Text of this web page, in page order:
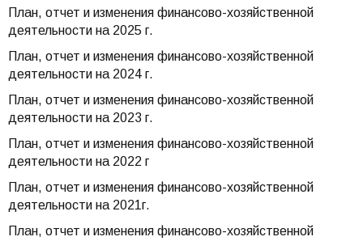
План, отчет и изменения финансово-хозяйственной
деятельности на 2025 г.
План, отчет и изменения финансово-хозяйственной
деятельности на 2024 г.
План, отчет и изменения финансово-хозяйственной
деятельности на 2023 г.
План, отчет и изменения финансово-хозяйственной
деятельности на 2022 г
План, отчет и изменения финансово-хозяйственной
деятельности на 2021г.
План, отчет и изменения финансово-хозяйственной